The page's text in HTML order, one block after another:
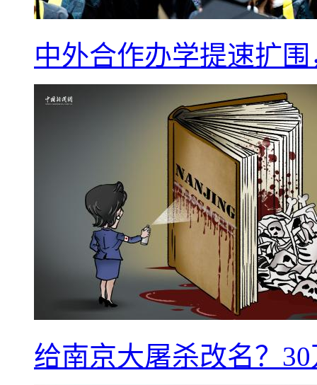
中外合作办学提速扩
给南京大屠杀改名？